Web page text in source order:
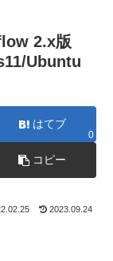
2.x版
Ubuntu
はてブ
0
コピー
2023.09.24